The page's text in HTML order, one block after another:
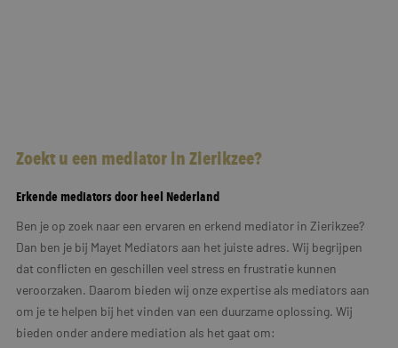
Zoekt u een mediator in Zierikzee?
Erkende mediators door heel Nederland
Ben je op zoek naar een ervaren en erkend mediator in Zierikzee?
Dan ben je bij Mayet Mediators aan het juiste adres. Wij begrijpen
dat conflicten en geschillen veel stress en frustratie kunnen
veroorzaken. Daarom bieden wij onze expertise als mediators aan
om je te helpen bij het vinden van een duurzame oplossing. Wij
bieden onder andere mediation als het gaat om: